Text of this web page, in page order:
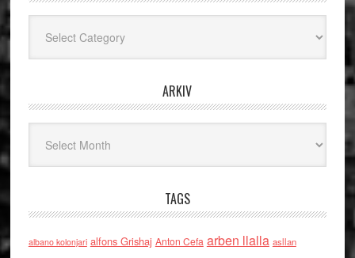
ARKIV
TAGS
albano kolonjari alfons Grishaj Anton Cefa arben llalla asllan